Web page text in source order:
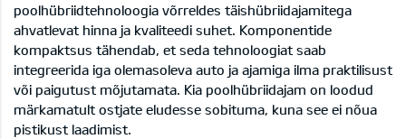
poolhübriidtehnoloogia võrreldes täishübriidajamitega
ahvatlevat hinna ja kvaliteedi suhet. Komponentide
kompaktsus tähendab, et seda tehnoloogiat saab
integreerida iga olemasoleva auto ja ajamiga ilma praktilisust
või paigutust mõjutamata. Kia poolhübriidajam on loodud
märkamatult ostjate eludesse sobituma, kuna see ei nõua
pistikust laadimist.